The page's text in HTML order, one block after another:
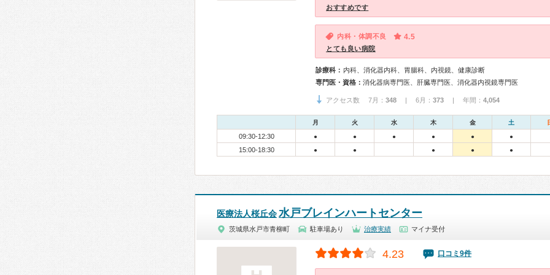
おすすめです
内科・体調不良 4.5
とても良い病院
診療科： 内科、消化器内科、胃腸科、内視鏡、健康診断
専門医・資格： 消化器病専門医、肝臓専門医、消化器内視鏡専門医
アクセス数 7月： 348 | 6月： 373 | 年間： 4,054
月 火 水 木 金 土
09:30-12:30 ● ● ● ● ● ●
15:00-18:30 ● ● ● ● ●
医療法人桜丘会水戸ブレインハートセンター
茨城県水戸市青柳町 駐車場あり 治療実績 マイナ受付
4.23 口コミ9件